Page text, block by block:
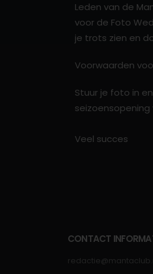
Leden van de
voor de Foto
je trots zien en
Voorwaarden
Stuur je foto in
seizoensopening
Veel succes
CONTACT